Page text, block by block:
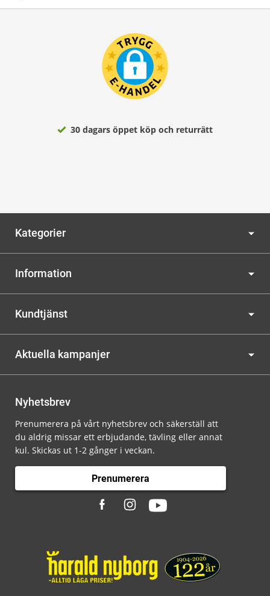
30 dagars öppet köp och returrätt
Kategorier
Information
Kundtjänst
Aktuella kampanjer
Nyhetsbrev
Prenumerera på vårt nyhetsbrev och säkerställ att
du aldrig missar ett erbjudande, tävling eller annat
kul. Skickas ut 1-2 gånger i veckan.
Prenumerera